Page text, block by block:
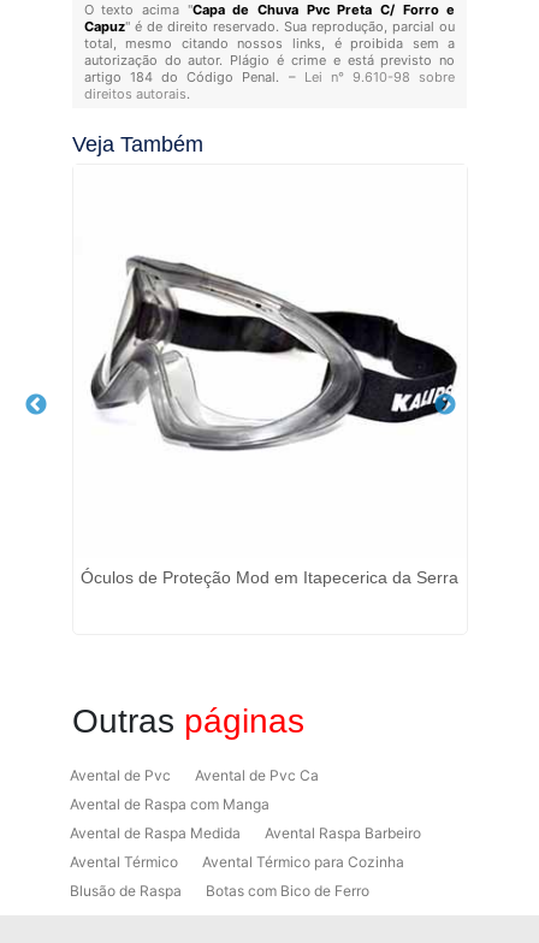
O texto acima "Capa de Chuva Pvc Preta C/ Forro e
Capuz" é de direito reservado. Sua reprodução, parcial ou
total, mesmo citando nossos links, é proibida sem a
autorização do autor. Plágio é crime e está previsto no
artigo 184 do Código Penal. – Lei n° 9.610-98 sobre
direitos autorais.
Veja Também
Óculos de Proteção Mod em Itapecerica da Serra
Outras páginas
Avental de Pvc
Avental de Pvc Ca
Avental de Raspa com Manga
Avental de Raspa Medida
Avental Raspa Barbeiro
Avental Térmico
Avental Térmico para Cozinha
Blusão de Raspa
Botas com Bico de Ferro